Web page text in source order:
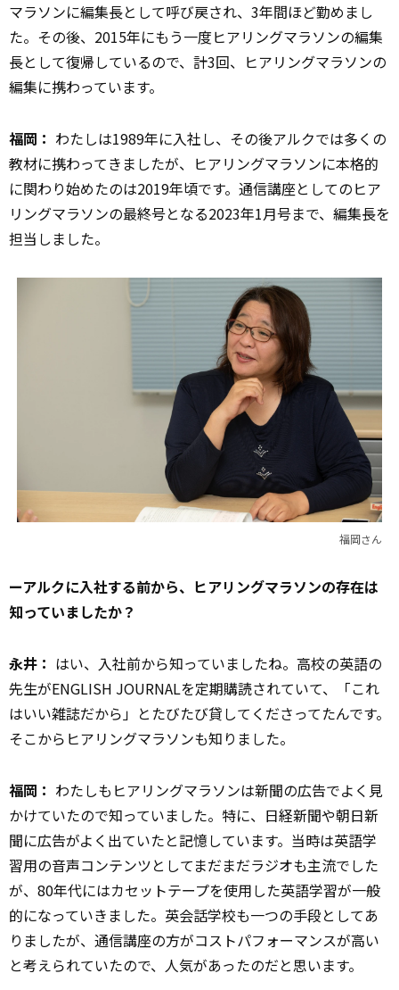
マラソンに編集長として呼び戻され、3年間ほど勤めまし
た。その後、2015年にもう一度ヒアリングマラソンの編集
長として復帰しているので、計3回、ヒアリングマラソンの
編集に携わっています。
福岡： わたしは1989年に入社し、その後アルクでは多くの
教材に携わってきましたが、ヒアリングマラソンに本格的
に関わり始めたのは2019年頃です。通信講座としてのヒア
リングマラソンの最終号となる2023年1月号まで、編集長を
担当しました。
福岡さん
ーアルクに入社する前から、ヒアリングマラソンの存在は
知っていましたか？
永井： はい、入社前から知っていましたね。高校の英語の
先生がENGLISH JOURNALを定期購読されていて、「これ
はいい雑誌だから」とたびたび貸してくださってたんです。
そこからヒアリングマラソンも知りました。
福岡： わたしもヒアリングマラソンは新聞の広告でよく見
かけていたので知っていました。特に、日経新聞や朝日新
聞に広告がよく出ていたと記憶しています。当時は英語学
習用の音声コンテンツとしてまだまだラジオも主流でした
が、80年代にはカセットテープを使用した英語学習が一般
的になっていきました。英会話学校も一つの手段としてあ
りましたが、通信講座の方がコストパフォーマンスが高い
と考えられていたので、人気があったのだと思います。